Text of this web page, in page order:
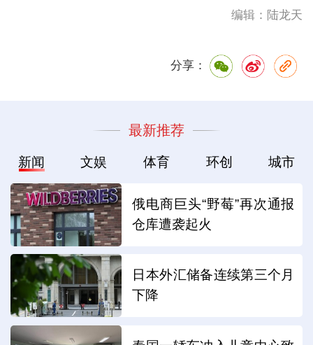
编辑：陆龙天
分享：
最新推荐
新闻 文娱 体育 环创 城市
俄电商巨头“野莓”再次通报
仓库遭袭起火
日本外汇储备连续第三个月
下降